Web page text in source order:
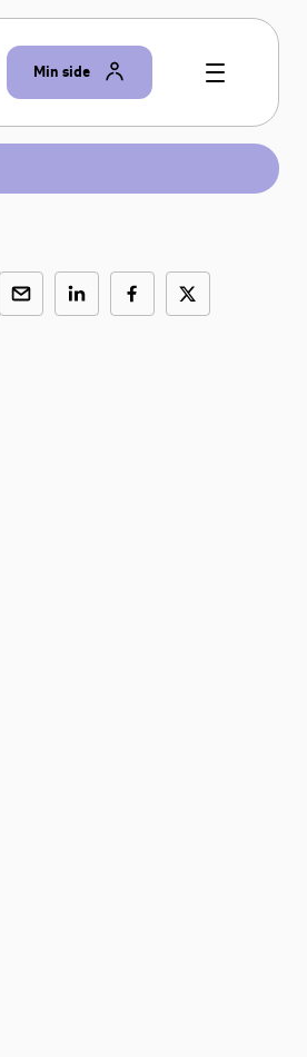
Min side